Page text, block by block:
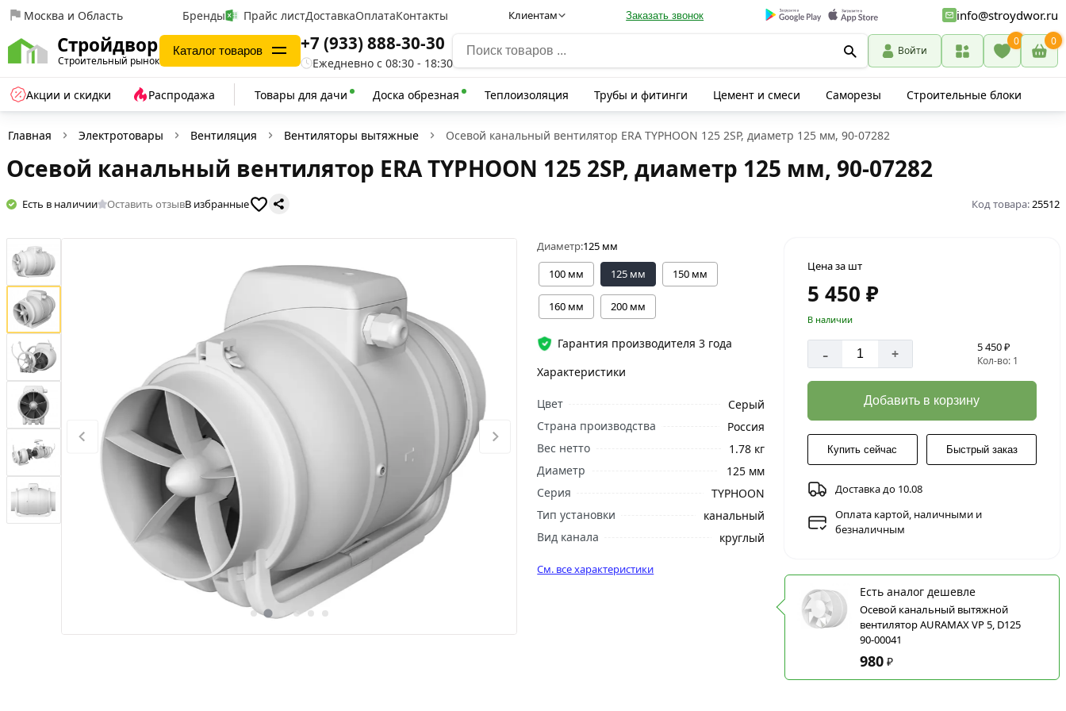
Москва и Область Бренды Прайс листДоставкаОплатаКонтакты Клиентам Заказать звонок info@stroydwor.ru
Стройдвор
Строительный рынок
Каталог товаров +7 (933) 888-30-30
Ежедневно с 08:30 - 18:30
Войти
0 0
Акции и скидки Распродажа Товары для дачи Доска обрезная Теплоизоляция Трубы и фитинги Цемент и смеси Саморезы Строительные блоки
Главная Электротовары Вентиляция Вентиляторы вытяжные Осевой канальный вентилятор ERA TYPHOON 125 2SP, диаметр 125 мм, 90-07282
Осевой канальный вентилятор ERA TYPHOON 125 2SP, диаметр 125 мм, 90-07282
Есть в наличии Оставить отзывВ избранные Код товара:25512
Диаметр:125 мм
100 мм
125 мм 150 мм
160 мм 200 мм
Гарантия производителя 3 года
Характеристики
Цвет
Серый
Страна производства
Россия
Вес нетто
1.78 кг
Диаметр
125 мм
Серия
TYPHOON
Тип установки
канальный
Вид канала
круглый
См. все характеристики
Цена за шт
5 450 ₽
В наличии
- + 5 450 ₽
Кол-во: 1
Добавить в корзину
Купить сейчас Быстрый заказ
Доставка до 10.08
Оплата картой, наличными и
безналичным
Есть аналог дешевле
Осевой канальный вытяжной
вентилятор AURAMAX VP 5, D125
90-00041
980 ₽